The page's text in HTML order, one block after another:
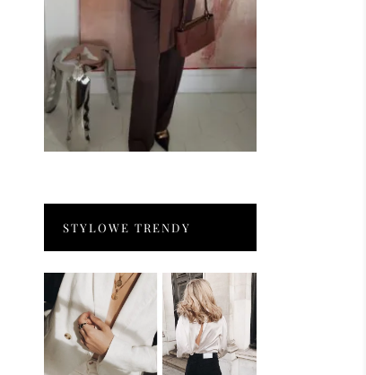
STYLOWE TRENDY